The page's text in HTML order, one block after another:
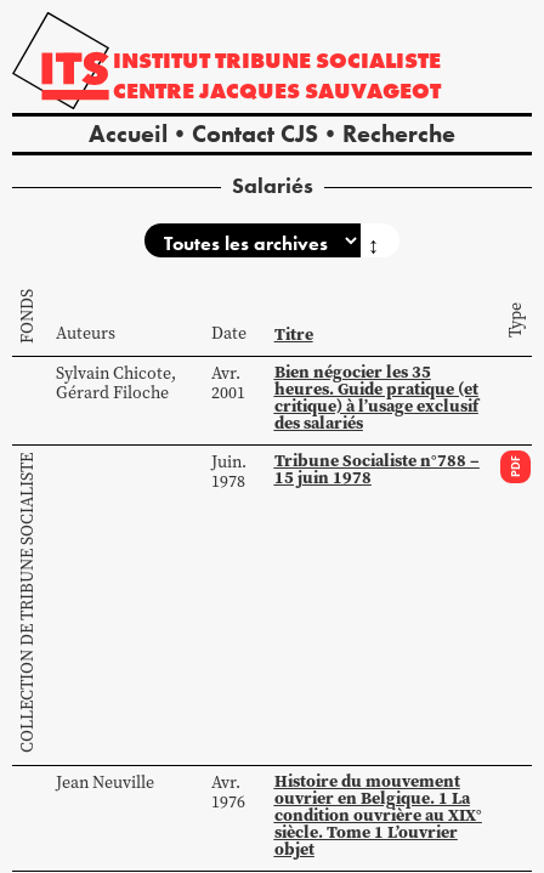
INSTITUTTRIBUNE SOCIALISTE
CENTREJACQUES SAUVAGEOT
Accueil Contact CJS Recherche
Salariés
↕
FONDS Auteurs Date Titre Type
SylvainChicote,
GérardFiloche
Avr.
2001
Bien négocier les 35
heures. Guide pratique (et
critique) à l’usage exclusif
des salariés
COLLECTION DE TRIBUNE SOCIALISTE
Juin.
1978
Tribune Socialiste n°788 –
15 juin 1978 PDF
JeanNeuville
Avr.
1976
Histoire du mouvement
ouvrier en Belgique. 1 La
condition ouvrière au XIX°
siècle. Tome 1 L’ouvrier
objet